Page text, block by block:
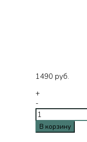
1490 руб.
+
-
В корзину